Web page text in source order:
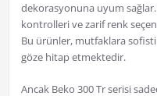
dekorasyonuna uyum
kontrolleri ve zarif renk
Bu ürünler, mutfaklara
göze hitap etmektedir.
Ancak Beko 300 Tr serisi